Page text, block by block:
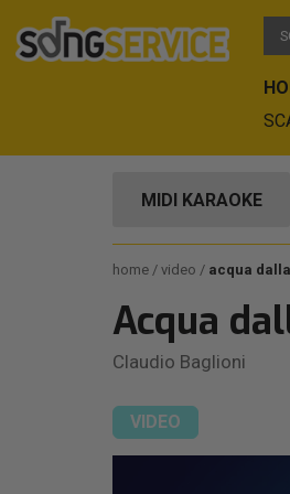
MIDI KARAOKE
home video acqua
Acqua
Claudio Baglioni
VIDEO